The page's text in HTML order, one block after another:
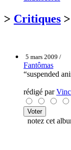
> Critiques >
5 mars 2009 /
Fantômas
“suspended
rédigé par
notez cet